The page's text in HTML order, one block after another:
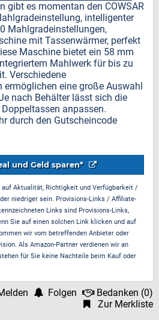
gibt es momentan den COWSAR
intelligenter
Mahlgradeinstellungen,
mit Tassenwärmer, perfekt
Maschine bietet ein 58 mm
Mahlwerk für bis zu
Verschiedene
ermöglichen eine große Auswahl
nach Behälter lässt sich die
anpassen.
durch den Gutscheincode
und Geld sparen*
auf Aktualität, Richtigkeit und Verfügbarkeit /
niedriger sein. Provisions-Links / Affiliate-
Links sind Provisions-Links,
Sie auf einen solchen Link klicken und auf
wir vom betreffenden Anbieter oder
Als Amazon-Partner verdienen wir an
für Sie keine Nachteile beim Kauf oder
Folgen Bedanken (0)
Zur Merkliste